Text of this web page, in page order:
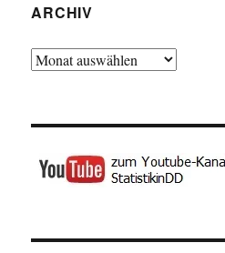
ARCHIV
Archiv